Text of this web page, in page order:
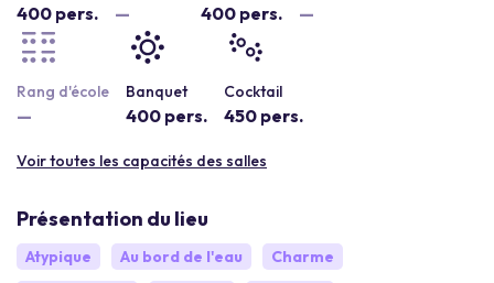
400 pers. — 400 pers. —
Rang d'école
—
Banquet
400 pers.
Cocktail
450 pers.
Voir toutes les capacités des salles
Présentation du lieu
Atypique Au bord de l'eau
Charme